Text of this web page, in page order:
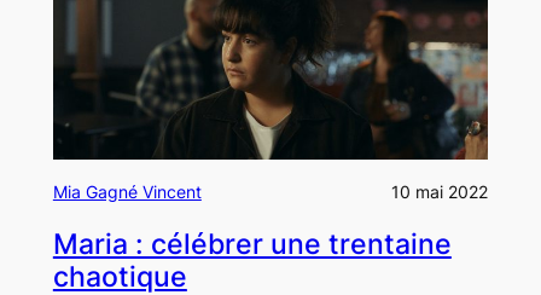
Mia Gagné Vincent 10 mai 2022
Maria : célébrer une trentaine
chaotique